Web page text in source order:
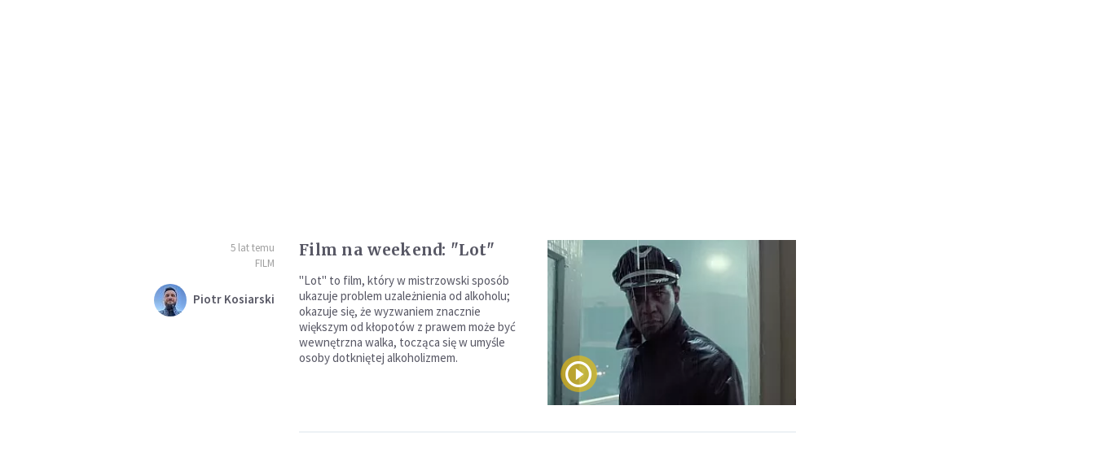
5 lat temu
FILM
Piotr Kosiarski
Film na weekend: "Lot"
"Lot" to film, który w mistrzowski sposób
ukazuje problem uzależnienia od alkoholu;
okazuje się, że wyzwaniem znacznie
większym od kłopotów z prawem może być
wewnętrzna walka, tocząca się w umyśle
osoby dotkniętej alkoholizmem.